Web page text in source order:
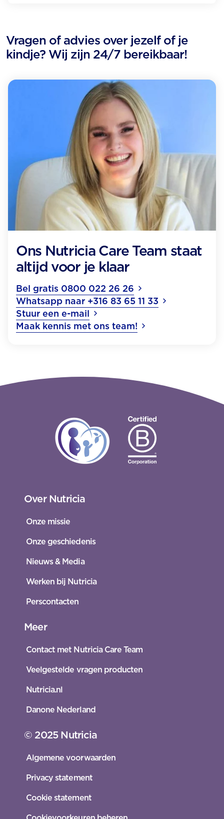
Vragen of advies over jezelf of je
kindje? Wij zijn 24/7 bereikbaar!
Ons Nutricia Care Team staat
altijd voor je klaar
Bel gratis 0800 022 26 26
Whatsapp naar +316 83 65 11 33
Stuur een e-mail
Maak kennis met ons team!
Over Nutricia
Onze missie
Onze geschiedenis
Nieuws & Media
Werken bij Nutricia
Perscontacten
Meer
Contact met Nutricia Care Team
Veelgestelde vragen producten
Nutricia.nl
Danone Nederland
© 2025 Nutricia
Algemene voorwaarden
Privacy statement
Cookie statement